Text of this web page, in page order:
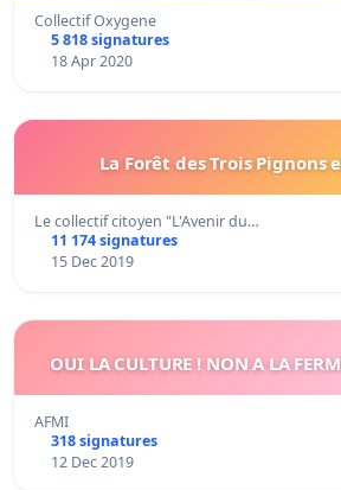
Collectif Oxygene
5 818 signatures
18 Apr 2020
La Forêt des Trois Pignons
Le collectif citoyen "L'Avenir du…
11 174 signatures
15 Dec 2019
OUI LA CULTURE ! NON A LA
AFMI
318 signatures
12 Dec 2019